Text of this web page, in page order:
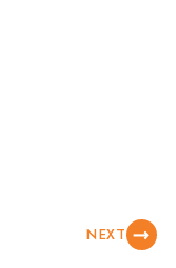
NEXT